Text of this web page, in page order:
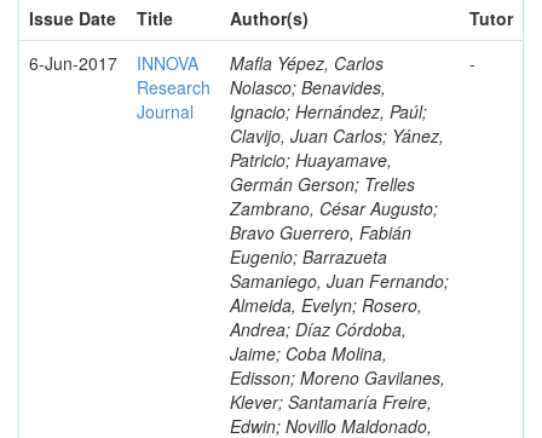
Issue Date
Title Author(s)
Tutor
6-Jun-2017
INNOVA
Research
Journal
Mafla Yépez, Carlos
Nolasco; Benavides,
Ignacio; Hernández, Paúl;
Clavijo, Juan Carlos; Yánez,
Patricio; Huayamave,
Germán Gerson; Trelles
Zambrano, César Augusto;
Bravo Guerrero, Fabián
Eugenio; Barrazueta
Samaniego, Juan Fernando;
Almeida, Evelyn; Rosero,
Andrea; Díaz Córdoba,
Jaime; Coba Molina,
Edisson; Moreno Gavilanes,
Klever; Santamaría Freire,
Edwin; Novillo Maldonado,
-